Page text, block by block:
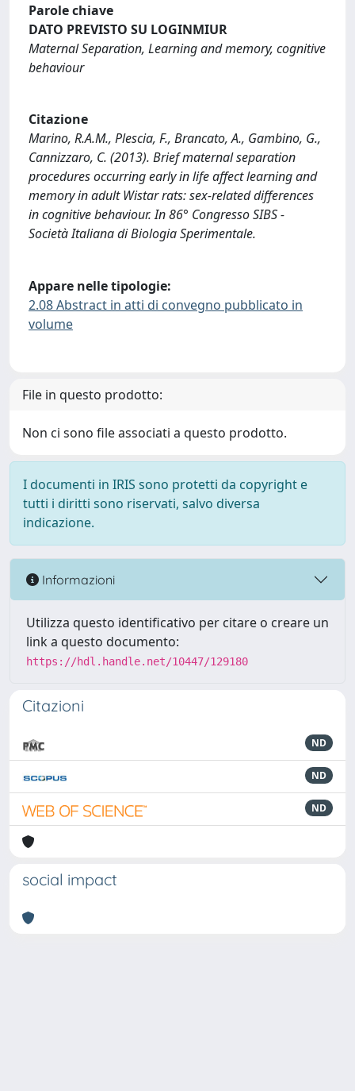
Parole chiave
DATO PREVISTO SU LOGINMIUR
Maternal Separation, Learning and memory, cognitive
behaviour
Citazione
Marino, R.A.M., Plescia, F., Brancato, A., Gambino, G.,
Cannizzaro, C. (2013). Brief maternal separation
procedures occurring early in life affect learning and
memory in adult Wistar rats: sex-related differences
in cognitive behaviour. In 86° Congresso SIBS -
Società Italiana di Biologia Sperimentale.
Appare nelle tipologie:
2.08 Abstract in atti di convegno pubblicato in
volume
File in questo prodotto:
Non ci sono file associati a questo prodotto.
I documenti in IRIS sono protetti da copyright e
tutti i diritti sono riservati, salvo diversa
indicazione.
Informazioni
Utilizza questo identificativo per citare o creare un
link a questo documento:
https://hdl.handle.net/10447/129180
Citazioni
ND
ND
ND
social impact